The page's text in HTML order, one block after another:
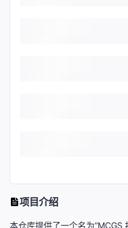
项目介绍
本仓库提供了一个名为“MCGS